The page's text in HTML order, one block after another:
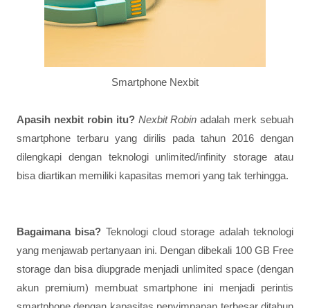
Smartphone Nexbit
Apasih nexbit robin itu? Nexbit Robin adalah merk sebuah
smartphone terbaru yang dirilis pada tahun 2016 dengan
dilengkapi dengan teknologi unlimited/infinity storage atau
bisa diartikan memiliki kapasitas memori yang tak terhingga.
Bagaimana bisa? Teknologi cloud storage adalah teknologi
yang menjawab pertanyaan ini. Dengan dibekali 100 GB Free
storage dan bisa diupgrade menjadi unlimited space (dengan
akun premium) membuat smartphone ini menjadi perintis